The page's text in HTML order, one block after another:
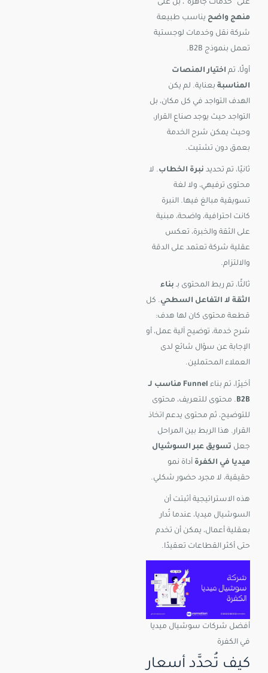
على “خدمات جاهزة”، بل على
منهج واضح يناسب طبيعة
شركة نقل وخدمات لوجستية
تعمل بنموذج B2B.
أولًا، تم اختيار المنصات
المناسبة بعناية. لم يكن
الهدف التواجد في كل مكان، بل
التواجد حيث يوجد صناع القرار،
وحيث يمكن شرح الخدمة
بعمق دون تشتيت.
ثانيًا، تم تحديد نبرة الخطاب. لا
محتوى ترفيهي، ولا لغة
تسويقية مبالغ فيها. النبرة
كانت احترافية، واضحة، مبنية
على الثقة والخبرة، تعكس
عقلية شركة تعتمد على الدقة
والالتزام.
ثالثًا، تم ربط المحتوى بـ بناء
الثقة لا التفاعل السطحي. كل
قطعة محتوى كان لها هدف:
شرح خدمة، توضيح آلية عمل، أو
الإجابة عن سؤال شائع لدى
العملاء المحتملين.
أخيرًا، تم بناء
Funnel مناسب لـ
B2B. محتوى للتعريف، محتوى
للتوضيح، ثم محتوى يدعم اتخاذ
القرار. هذا الربط بين المراحل
جعل تسويق عبر السوشيال
ميديا في الكفرة أداة نمو
حقيقية، لا مجرد حضور شكلي.
هذه الاستراتيجية أثبتت أن
السوشيال ميديا، عندما تُدار
بعقلية أعمال، يمكن أن تخدم
حتى أكثر القطاعات تعقيدًا.
أفضل شركات سوشيال ميديا
في الكفرة
كيف تُحدَّد أسعار